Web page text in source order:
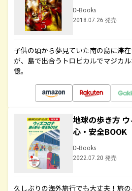
D-Books
2018.07.26 発売
子供の頃から夢見ていた南の島に滞
が、島で出合うトロピカルでマジカ
憶。
地球の歩き方
心・安全BOOK
D-Books
2022.07.20 発売
久しぶりの海外旅行でも大丈夫！旅